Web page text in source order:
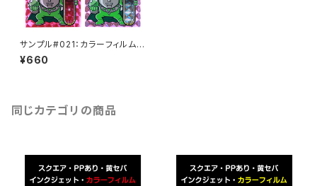
サンプル#021：カラーフィルム /
インクジェット2枚セット
¥660
同じカテゴリの商品